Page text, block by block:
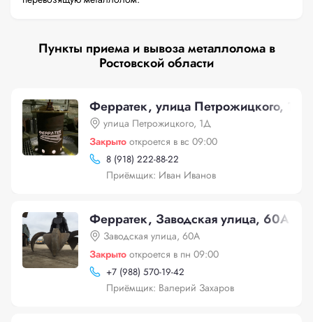
Пункты приема и вывоза металлолома в
Ростовской области
Ферратек, улица Петрожицкого, 1Д
улица Петрожицкого, 1Д
Закрыто откроется в вс 09:00
8 (918) 222-88-22
Приёмщик: Иван Иванов
Ферратек, Заводская улица, 60А
Заводская улица, 60А
Закрыто откроется в пн 09:00
+7 (988) 570-19-42
Приёмщик: Валерий Захаров